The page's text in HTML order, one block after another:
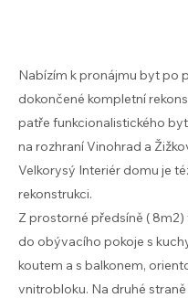
Nabízím k pronájmu byt po
dokončené kompletní
patře funkcionalistického
na rozhraní Vinohrad a
Velkorysý Interiér domu je
rekonstrukci.
Z prostorné předsíně (
do obývacího pokoje s
koutem a s balkonem,
vnitrobloku. Na druhé